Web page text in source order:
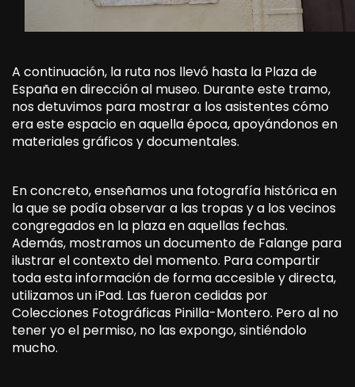
A continuación, la ruta nos llevó hasta la Plaza de
España en dirección al museo. Durante este tramo,
nos detuvimos para mostrar a los asistentes cómo
era este espacio en aquella época, apoyándonos en
materiales gráficos y documentales.
En concreto, enseñamos una fotografía histórica en
la que se podía observar a las tropas y a los vecinos
congregados en la plaza en aquellas fechas.
Además, mostramos un documento de Falange para
ilustrar el contexto del momento. Para compartir
toda esta información de forma accesible y directa,
utilizamos un iPad. Las fueron cedidas por
Colecciones Fotográficas Pinilla-Montero. Pero al no
tener yo el permiso, no las expongo, sintiéndolo
mucho.